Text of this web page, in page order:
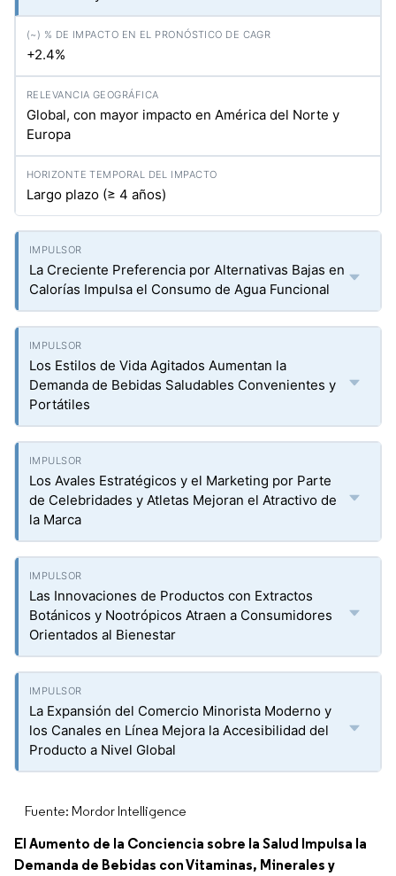
+2.4%
Global, con mayor impacto en América del Norte y
Europa
Largo plazo (≥ 4 años)
La Creciente Preferencia por Alternativas Bajas en
Calorías Impulsa el Consumo de Agua Funcional
Los Estilos de Vida Agitados Aumentan la
Demanda de Bebidas Saludables Convenientes y
Portátiles
Los Avales Estratégicos y el Marketing por Parte
de Celebridades y Atletas Mejoran el Atractivo de
la Marca
Las Innovaciones de Productos con Extractos
Botánicos y Nootrópicos Atraen a Consumidores
Orientados al Bienestar
La Expansión del Comercio Minorista Moderno y
los Canales en Línea Mejora la Accesibilidad del
Producto a Nivel Global
Fuente: Mordor Intelligence
El Aumento de la Conciencia sobre la Salud Impulsa la
Demanda de Bebidas con Vitaminas, Minerales y